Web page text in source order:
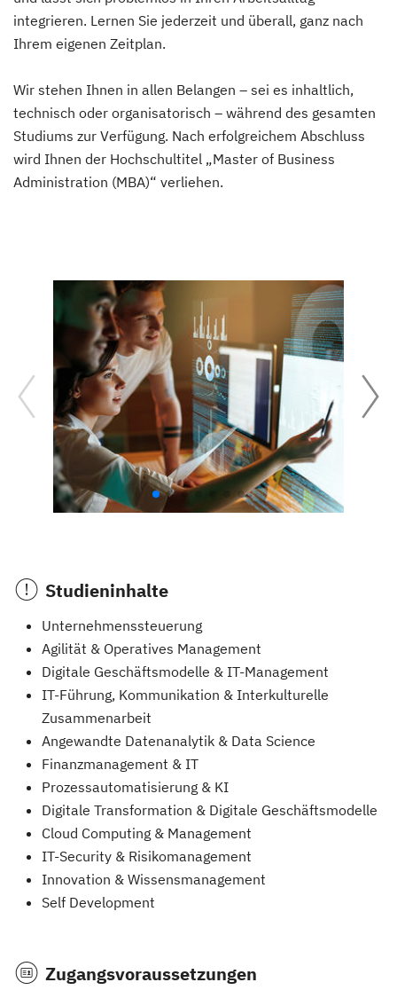
integrieren. Lernen Sie jederzeit und überall, ganz nach
Ihrem eigenen Zeitplan.
Wir stehen Ihnen in allen Belangen – sei es inhaltlich,
technisch oder organisatorisch – während des gesamten
Studiums zur Verfügung. Nach erfolgreichem Abschluss
wird Ihnen der Hochschultitel „Master of Business
Administration (MBA)“ verliehen.
Studieninhalte
Unternehmenssteuerung
Agilität & Operatives Management
Digitale Geschäftsmodelle & IT-Management
IT-Führung, Kommunikation & Interkulturelle
Zusammenarbeit
Angewandte Datenanalytik & Data Science
Finanzmanagement & IT
Prozessautomatisierung & KI
Digitale Transformation & Digitale Geschäftsmodelle
Cloud Computing & Management
IT-Security & Risikomanagement
Innovation & Wissensmanagement
Self Development
Zugangsvoraussetzungen